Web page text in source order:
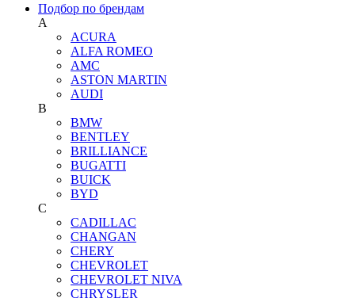
Подбор по брендам
A
ACURA
ALFA ROMEO
AMC
ASTON MARTIN
AUDI
B
BMW
BENTLEY
BRILLIANCE
BUGATTI
BUICK
BYD
C
CADILLAC
CHANGAN
CHERY
CHEVROLET
CHEVROLET NIVA
CHRYSLER